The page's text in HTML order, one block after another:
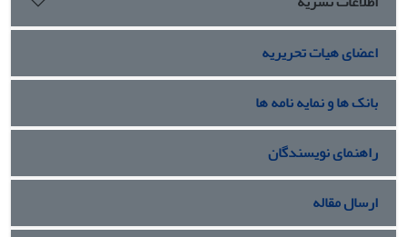
اعضای هیات تحریریه
بانک ها و نمایه نامه ها
راهنمای نویسندگان
ارسال مقاله